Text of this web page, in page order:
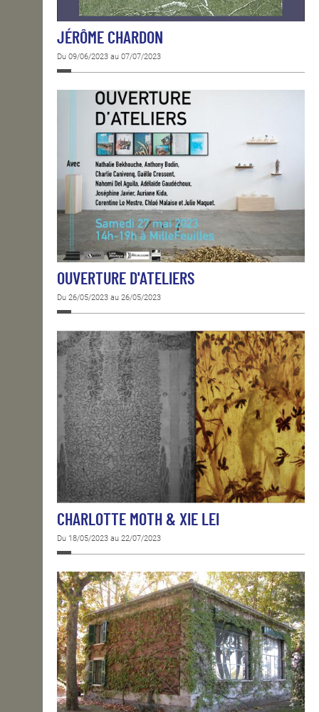
JÉRÔME CHARDON
Du 09/06/2023 au 07/07/2023
OUVERTURE D'ATELIERS
Du 26/05/2023 au 26/05/2023
CHARLOTTE MOTH & XIE LEI
Du 18/05/2023 au 22/07/2023